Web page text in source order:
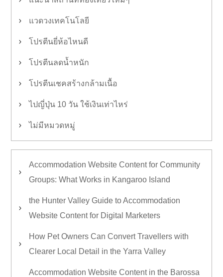
แวดวงเทคโนโลยี
โปรตีนยี่ห้อไหนดี
โปรตีนลดน้ำหนัก
โปรตีนเชคสร้างกล้ามเนื้อ
ไปญี่ปุ่น 10 วัน ใช้เงินเท่าไหร่
ไม่มีหมวดหมู่
Accommodation Website Content for Community
Groups: What Works in Kangaroo Island
the Hunter Valley Guide to Accommodation
Website Content for Digital Marketers
How Pet Owners Can Convert Travellers with
Clearer Local Detail in the Yarra Valley
Accommodation Website Content in the Barossa